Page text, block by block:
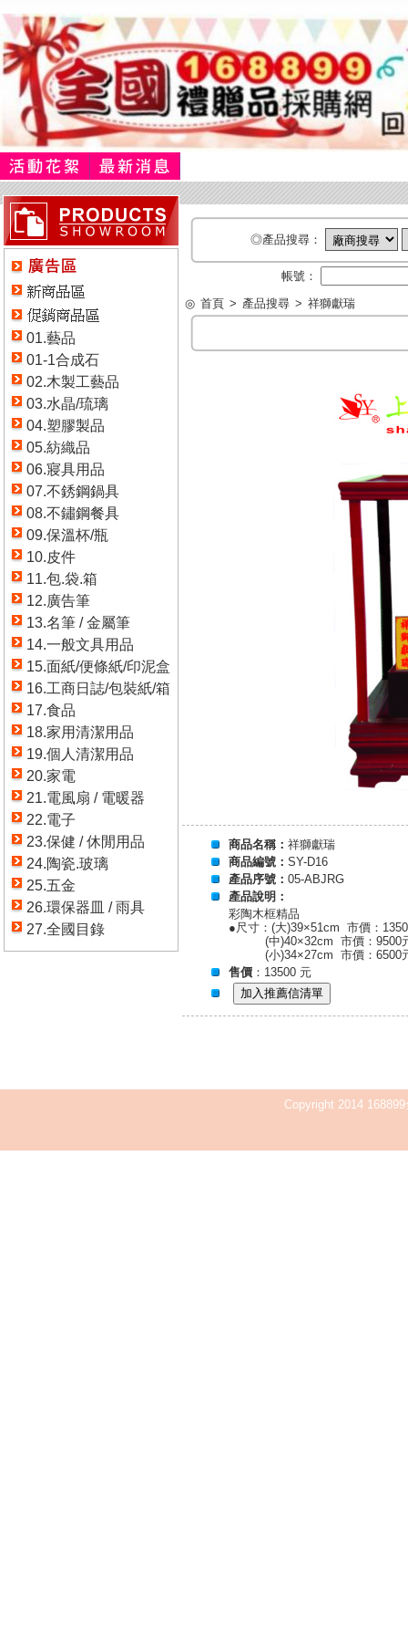
01.藝品
01-1合成石
02.木製工藝品
03.水晶/琉璃
04.塑膠製品
05.紡織品
06.寢具用品
07.不銹鋼鍋具
08.不鏽鋼餐具
09.保溫杯/瓶
10.皮件
11.包.袋.箱
12.廣告筆
13.名筆 / 金屬筆
14.一般文具用品
15.面紙/便條紙/印泥盒
16.工商日誌/包裝紙/箱
17.食品
18.家用清潔用品
19.個人清潔用品
20.家電
21.電風扇 / 電暖器
22.電子
23.保健 / 休閒用品
24.陶瓷.玻璃
25.五金
26.環保器皿 / 雨具
27.全國目錄
◎產品搜尋：
帳號：
◎ 首頁 > 產品搜尋 > 祥獅獻瑞
商品名稱： 祥獅獻瑞
商品編號： SY-D16
產品序號： 05-ABJRG
產品說明：
彩陶木框精品
●尺寸：(大)39×51cm 市價：
(中)40×32cm 市價：9500
(小)34×27cm 市價：6500
售價 ：13500 元
Copyright 2014